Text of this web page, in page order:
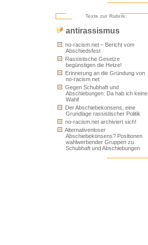
Texte zur Rubrik:
antirassismus
no-racism.net – Bericht vom
Abschiedsfest
Rassistische Gesetze
begünstigen die Hetze!
Erinnerung an die Gründung von
no-racism.net
Gegen Schubhaft und
Abschiebungen: Da hab ich keine
Wahl!
Der Abschiebekonsens, eine
Grundlage rassistischer Politik
no-racism.net archiviert sich!
Alternativenloser
Abschiebekonsens? Positionen
wahlwerbender Gruppen zu
Schubhaft und Abschiebungen